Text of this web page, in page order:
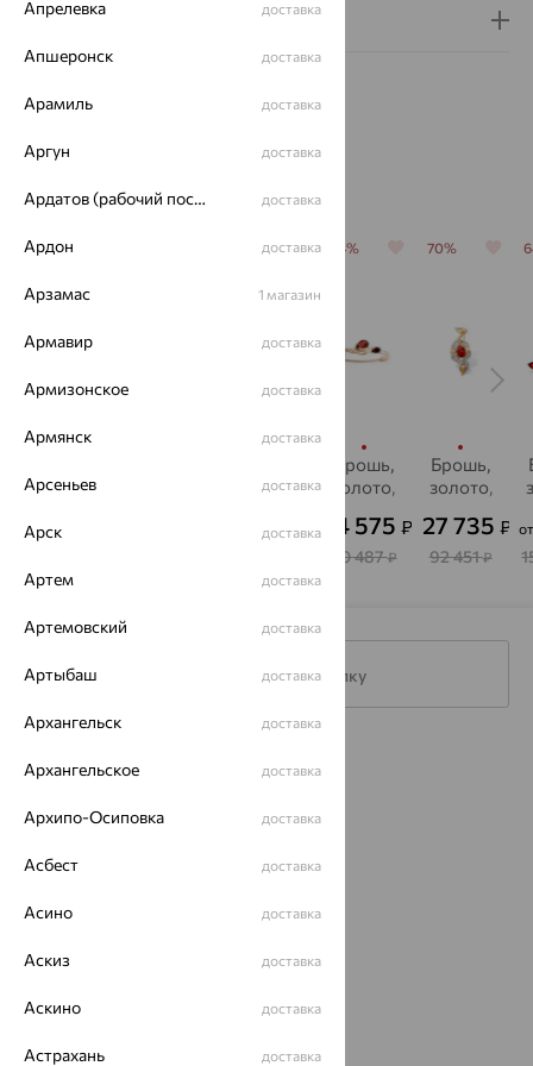
Гарантия и возврат
64%
золото,
29 453
64%
золото,
MAGIC
19 974₽
64%
Брошь,
золото,
MAGIC
STONES
14 575 ₽
40 487₽
70%
Брошь,
золото,
EFREMOV
27 735 ₽
92 451₽
Подписаться на рассылку
ул. Зегеля, 27/2
Апрелевка доставка
Апшеронск доставка
Арамиль доставка
Аргун доставка
Ардатов (рабочий поселок) доставка
Ардон доставка
Арзамас 1 магазин
Армавир доставка
Армизонское доставка
Армянск доставка
Арсеньев доставка
Арск доставка
Артем доставка
Артемовский доставка
Артыбаш доставка
Архангельск доставка
Архангельское доставка
Архипо-Осиповка доставка
Асбест доставка
Асино доставка
Аскиз доставка
Аскино доставка
Астрахань доставка